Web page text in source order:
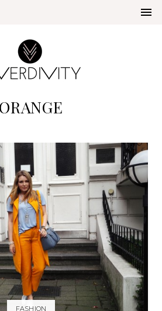
ORANGE
FASHION